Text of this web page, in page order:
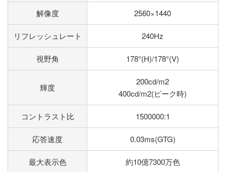
解像度 2560×1440
リフレッシュレート 240Hz
視野角 178°(H)/178°(V)
輝度
200cd/m2
400cd/m2(ピーク時)
コントラスト比 1500000:1
応答速度 0.03ms(GTG)
最大表示色 約10億7300万色